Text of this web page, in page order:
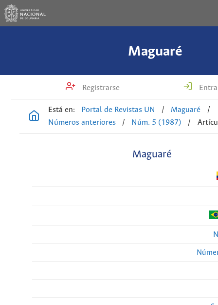
Maguaré
Registrarse
Está en: Portal de Revistas UN / Maguaré
/
Números anteriores
/ Núm. 5 (1987) /
Maguaré